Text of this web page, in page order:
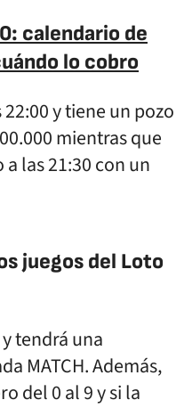
calendario de
lo cobro
y tiene un pozo
mientras que
las 21:30 con un
juegos del Loto
tendrá una
MATCH. Además,
del 0 al 9 y si la